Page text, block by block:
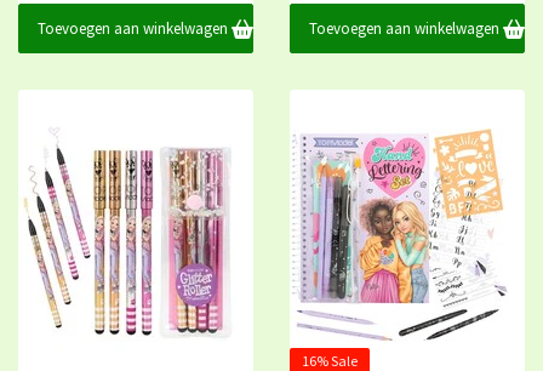
Toevoegen aan winkelwagen Toevoegen aan winkelwagen
16% Sale